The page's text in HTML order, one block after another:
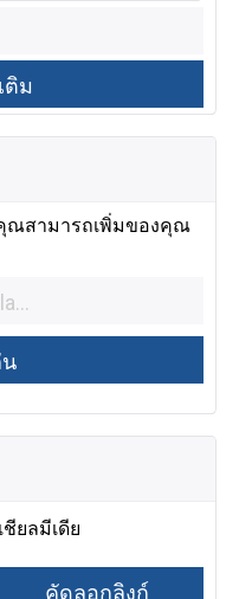
ณสามารถเพิ่มของคุณ
ยลมีเดีย